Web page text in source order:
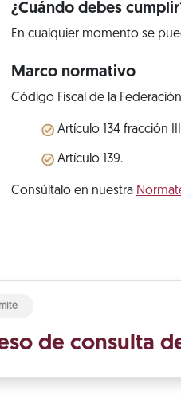
¿Cuándo debes
En cualquier momento se
Marco normativo
Código Fiscal de la Federación
Artículo 134 fracción
Artículo 139.
Consúltalo en nuestra
de consulta